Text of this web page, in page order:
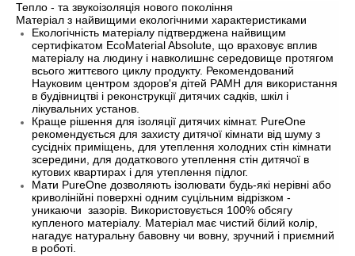
Тепло - та звукоізоляція нового покоління
Матеріал з найвищими екологічними характеристиками
Екологічність матеріалу підтверджена найвищим
сертифікатом EcoMaterial Absolute, що враховує вплив
матеріалу на людину і навколишнє середовище протягом
всього життєвого циклу продукту. Рекомендований
Науковим центром здоров'я дітей РАМН для використання
в будівництві і реконструкції дитячих садків, шкіл і
лікувальних установ.
Краще рішення для ізоляції дитячих кімнат. PureOne
рекомендується для захисту дитячої кімнати від шуму з
сусідніх приміщень, для утеплення холодних стін кімнати
зсередини, для додаткового утеплення стін дитячої в
кутових квартирах і для утеплення підлог.
Мати PureOne дозволяють ізолювати будь-які нерівні або
криволінійні поверхні одним суцільним відрізком -
уникаючи зазорів. Використовується 100% обсягу
купленого матеріалу. Матеріал має чистий білий колір,
нагадує натуральну бавовну чи вовну, зручний і приємний
в роботі.